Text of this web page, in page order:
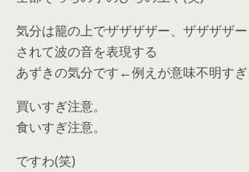
気分は籠の上でザザザザー、ザザザザ
されて波の音を表現する
あずきの気分です←例えが意味不明すぎ
買いすぎ注意。
食いすぎ注意。
ですわ(笑)